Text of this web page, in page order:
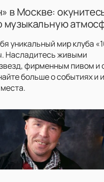
в Москве:
музыкальную
уникальный мир клуба
Насладитесь живыми
фирменным пивом и
больше о событиях и